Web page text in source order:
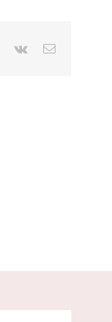
Pinterest
Vk
E-